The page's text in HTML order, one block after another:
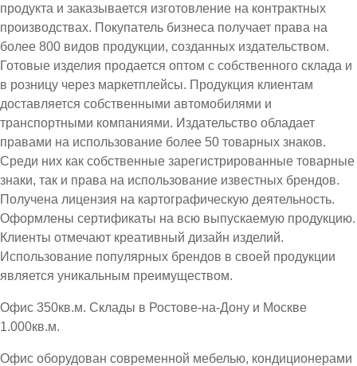
продукта и заказывается изготовление на контрактных
производствах. Покупатель бизнеса получает права на
более 800 видов продукции, созданных издательством.
Готовые изделия продается оптом с собственного склада и
в розницу через маркетплейсы. Продукция клиентам
доставляется собственными автомобилями и
транспортными компаниями. Издательство обладает
правами на использование более 50 товарных знаков.
Среди них как собственные зарегистрированные товарные
знаки, так и права на использование известных брендов.
Получена лицензия на картографическую деятельность.
Оформлены сертификаты на всю выпускаемую продукцию.
Клиенты отмечают креативный дизайн изделий.
Использование популярных брендов в своей продукции
является уникальным преимуществом.
Офис 350кв.м. Склады в Ростове-на-Дону и Москве
1.000кв.м.
Офис оборудован современной мебелью, кондиционерами